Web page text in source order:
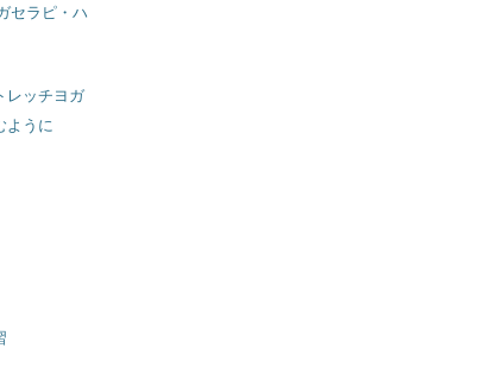
セラピ・ハ
レッチヨガ
ように